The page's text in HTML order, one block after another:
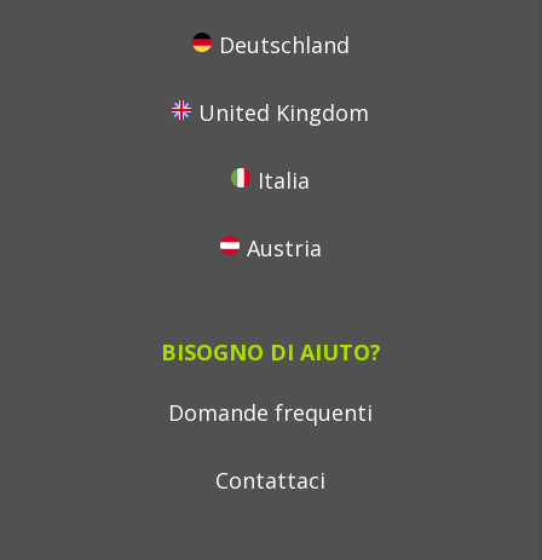
Deutschland
United Kingdom
Italia
Austria
BISOGNO DI AIUTO?
Domande frequenti
Contattaci